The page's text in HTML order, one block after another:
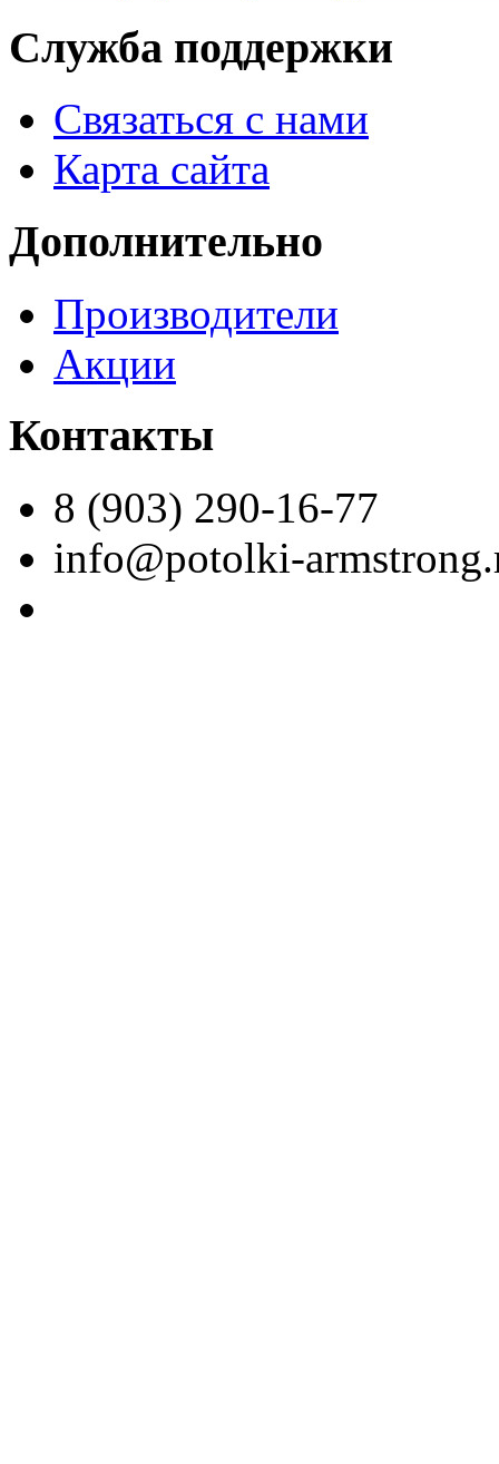
Служба поддержки
Связаться с нами
Карта сайта
Дополнительно
Производители
Акции
Контакты
8 (903) 290-16-77
info@potolki-